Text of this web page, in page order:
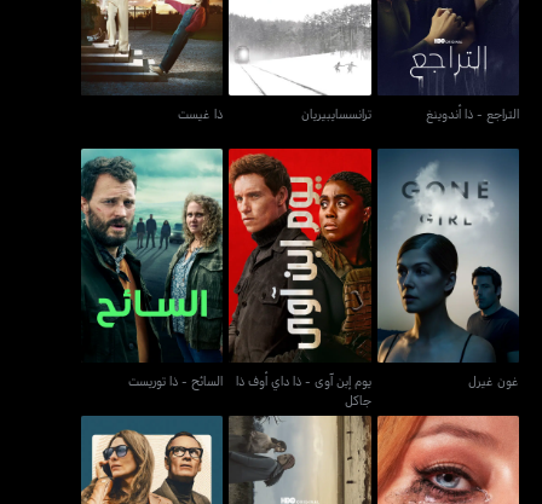
التراجع - ذا أندوينغ ترانسسايبيريان ذا غيست
غون غيرل
غون غيرل
يوم إبن آوى - ذا داي أوف ذا
جاكل
يوم إبن آوى - ذا داي أوف ذا
جاكل
السائح - ذا توريست
السائح - ذا توريست